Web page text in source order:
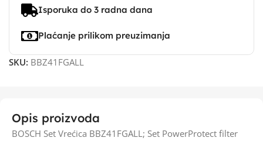
Isporuka do 3 radna dana
Plaćanje prilikom preuzimanja
SKU: BBZ41FGALL
Opis proizvoda
BOSCH Set Vrećica BBZ41FGALL; Set PowerProtect filter